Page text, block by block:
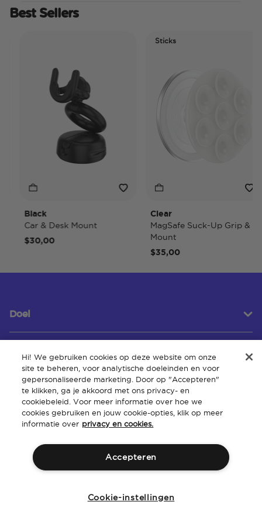
Best Sellers
Black
Car & Desk Mount
$30,00
Sticks
Clear
MagSafe Suck-Up Grip &
Mount
$35,00
Doel
Klantenservice
Over
Hi! We gebruiken cookies op deze website om onze
site te beheren, voor analytische doeleinden en voor
gepersonaliseerde marketing. Door op "Accepteren"
te klikken, ga je akkoord met ons privacy- en
cookiebeleid. Voor meer informatie over hoe we
cookies gebruiken en jouw cookie-opties, klik op meer
informatie over privacy en cookies.
Accepteren
Cookie-instellingen